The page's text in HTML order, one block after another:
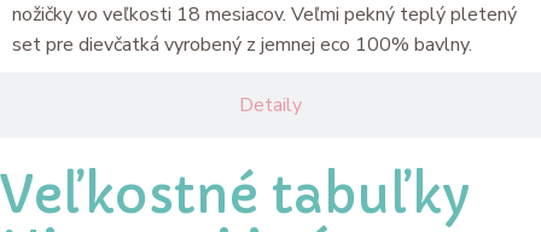
Detaily
nožičky vo veľkosti 18 mesiacov. Veľmi pekný teplý pletený
set pre dievčatká vyrobený z jemnej eco 100% bavlny.
Veľkostné tabuľky